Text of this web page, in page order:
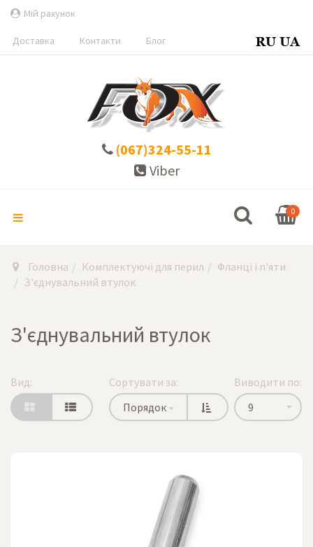
Мій рахунок
Доставка Контакти Блог
(067)324-55-11
Viber
0
Головна Комплектуючі для перил
Фланці і п'яти
З'єднувальний втулок
З'єднувальний втулок
Вид:
Сортувати за:
Порядок
Виводити по:
9